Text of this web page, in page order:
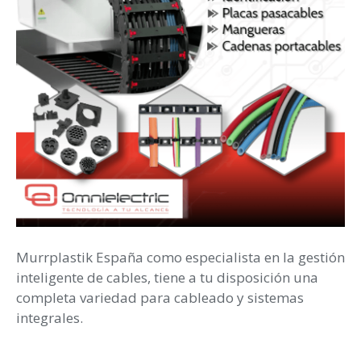
Murrplastik España como especialista en la gestión
inteligente de cables, tiene a tu disposición una
completa variedad para cableado y sistemas
integrales.